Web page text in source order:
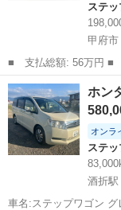
ステ
甲府市
■ 支払総額: 56万円 ■ 車両本体価格： 428,000 円 ■ メーカー
名： ホンダ ■ 車種
Ｌパッケージ ■ 排気
ン...
山梨 甲府市
ホン
オンラ
ステ
酒折駅
車名:ステップワゴン グ